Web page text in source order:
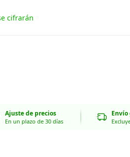
cifrarán
Ajuste de precios
En un plazo de 30 días